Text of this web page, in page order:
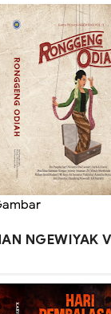
NGEWIYAK